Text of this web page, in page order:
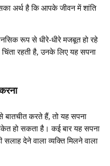
अर्थ है कि आपके जीवन में शांति
रूप से धीरे-धीरे मजबूत हो रहे
रहती है, उनके लिए यह सपना
करते हैं, तो यह सपना
हो सकता है। कई बार यह सपना
देने वाला व्यक्ति मिलने वाला